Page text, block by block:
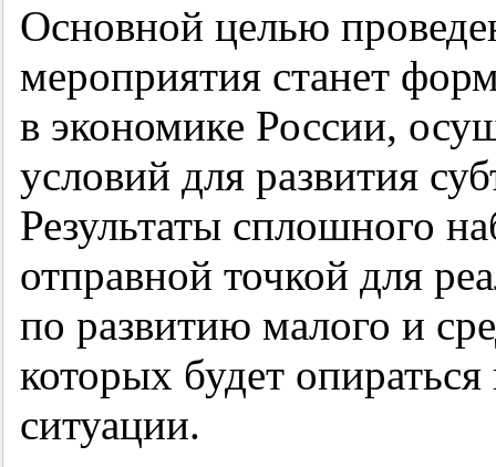
Основной целью
мероприятия станет
в экономике России,
условий для развития
Результаты сплошного
отправной точкой для
по развитию малого и
которых будет
ситуации.